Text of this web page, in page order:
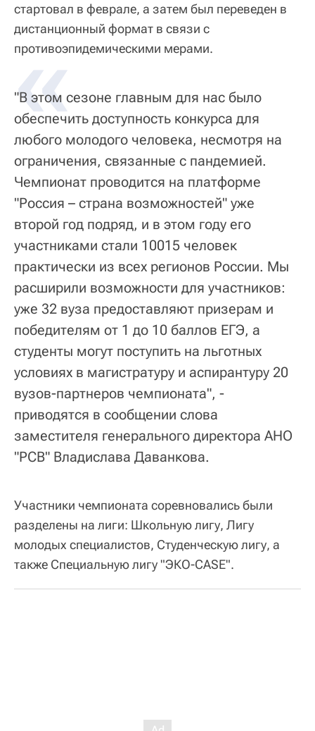
стартовал в феврале, а затем был переведен в
дистанционный формат в связи с
противоэпидемическими мерами.
«
"В этом сезоне главным для нас было
обеспечить доступность конкурса для
любого молодого человека, несмотря на
ограничения, связанные с пандемией.
Чемпионат проводится на платформе
"Россия – страна возможностей" уже
второй год подряд, и в этом году его
участниками стали 10015 человек
практически из всех регионов России. Мы
расширили возможности для участников:
уже 32 вуза предоставляют призерам и
победителям от 1 до 10 баллов ЕГЭ, а
студенты могут поступить на льготных
условиях в магистратуру и аспирантуру 20
вузов-партнеров чемпионата", -
приводятся в сообщении слова
заместителя генерального директора АНО
"РСВ" Владислава Даванкова.
Участники чемпионата соревновались были
разделены на лиги: Школьную лигу, Лигу
молодых специалистов, Студенческую лигу, а
также Специальную лигу "ЭКО-CASE".